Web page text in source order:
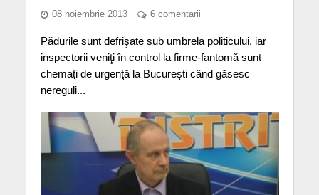
08 noiembrie 2013 6 comentarii
Pădurile sunt defrişate sub umbrela politicului, iar
inspectorii veniţi în control la firme-fantomă sunt
chemaţi de urgenţă la Bucureşti când găsesc
nereguli...